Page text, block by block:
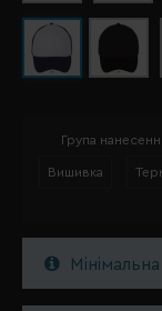
Група
Вишивка